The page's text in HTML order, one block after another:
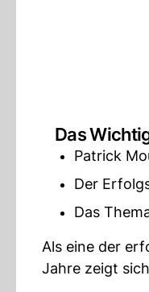
Das
Patrick
Der
Das
Als eine der
Jahre zeigt